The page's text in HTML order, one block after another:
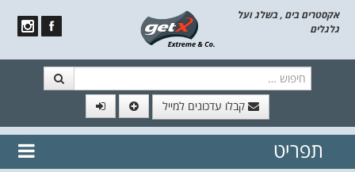
אקסטרים בים , בשלג ועל
גלגלים
קבלו עדכונים למייל
// הצטרף לרשימת תפוצה!
נשמח
תפריט